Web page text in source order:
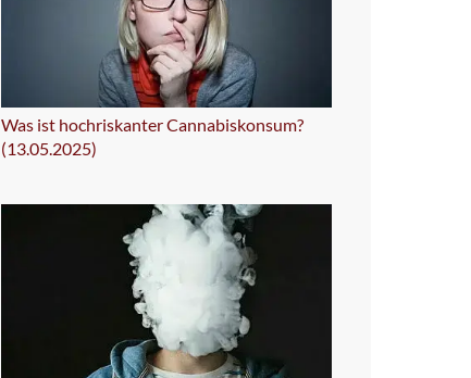
Was ist hochriskanter Cannabiskonsum?
(13.05.2025)